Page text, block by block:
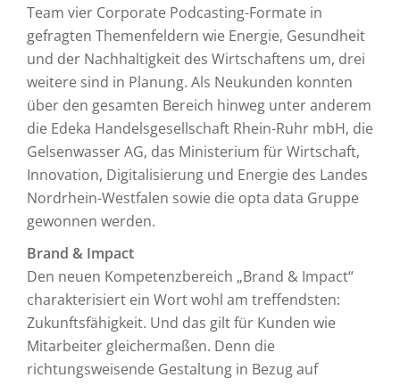
Team vier Corporate Podcasting-Formate in
gefragten Themenfeldern wie Energie, Gesundheit
und der Nachhaltigkeit des Wirtschaftens um, drei
weitere sind in Planung. Als Neukunden konnten
über den gesamten Bereich hinweg unter anderem
die Edeka Handelsgesellschaft Rhein-Ruhr mbH, die
Gelsenwasser AG, das Ministerium für Wirtschaft,
Innovation, Digitalisierung und Energie des Landes
Nordrhein-Westfalen sowie die opta data Gruppe
gewonnen werden.
Brand & Impact
Den neuen Kompetenzbereich „Brand & Impact“
charakterisiert ein Wort wohl am treffendsten:
Zukunftsfähigkeit. Und das gilt für Kunden wie
Mitarbeiter gleichermaßen. Denn die
richtungsweisende Gestaltung in Bezug auf